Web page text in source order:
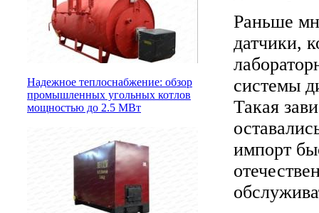
Надежное теплоснабжение: обзор
промышленных угольных котлов
мощностью до 2.5 МВт
Раньше
датчики,
системы
Такая
импорт